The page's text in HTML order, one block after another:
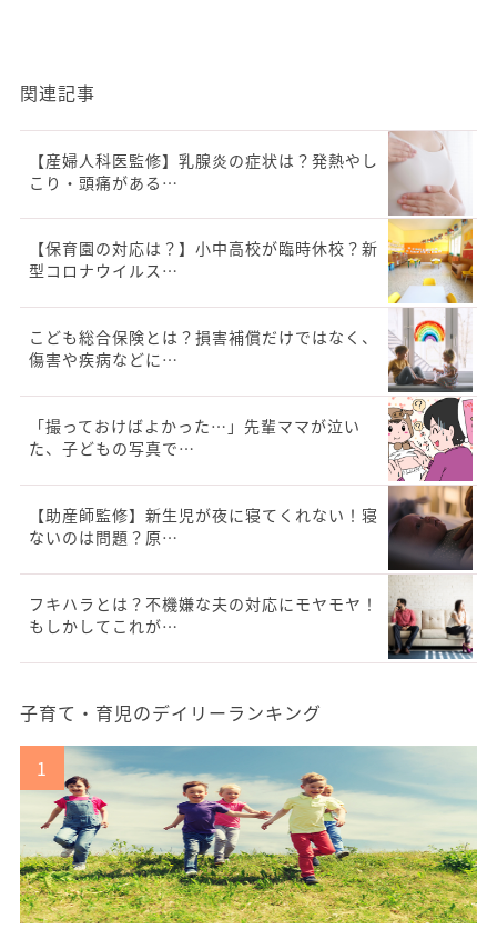
関連記事
【産婦人科医監修】乳腺炎の症状は？発熱やし
こり・頭痛がある…
【保育園の対応は？】小中高校が臨時休校？新
型コロナウイルス…
こども総合保険とは？損害補償だけではなく、
傷害や疾病などに…
「撮っておけばよかった…」先輩ママが泣い
た、子どもの写真で…
【助産師監修】新生児が夜に寝てくれない！寝
ないのは問題？原…
フキハラとは？不機嫌な夫の対応にモヤモヤ！
もしかしてこれが…
子育て・育児のデイリーランキング